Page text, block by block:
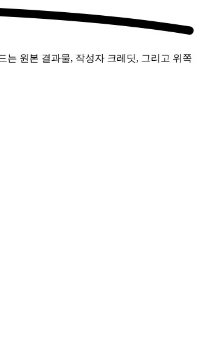
는 원본 결과물, 작성자 크레딧, 그리고 위쪽